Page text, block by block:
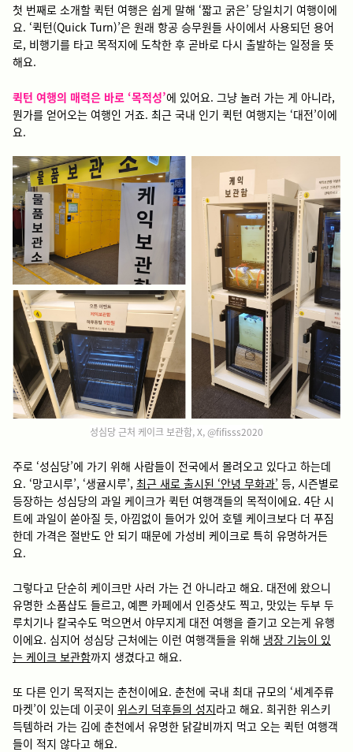
첫 번째로 소개할 퀵턴 여행은 쉽게 말해 ‘짧고 굵은’ 당일치기 여행이에
요. ‘퀵턴(Quick Turn)’은 원래 항공 승무원들 사이에서 사용되던 용어
로, 비행기를 타고 목적지에 도착한 후 곧바로 다시 출발하는 일정을 뜻
해요.
퀵턴 여행의 매력은 바로 ‘목적성’에 있어요. 그냥 놀러 가는 게 아니라,
뭔가를 얻어오는 여행인 거죠. 최근 국내 인기 퀵턴 여행지는 ‘대전’이에
요.
성심당 근처 케이크 보관함, X,@fifisss2020
주로 ‘성심당’에 가기 위해 사람들이 전국에서 몰려오고 있다고 하는데
요. ‘망고시루’, ‘생귤시루’, 최근 새로 출시된 ‘안녕 무화과’ 등, 시즌별로
등장하는 성심당의 과일 케이크가 퀵턴 여행객들의 목적이에요. 4단 시
트에 과일이 쏟아질 듯, 아낌없이 들어가 있어 호텔 케이크보다 더 푸짐
한데 가격은 절반도 안 되기 때문에 가성비 케이크로 특히 유명하거든
요.
그렇다고 단순히 케이크만 사러 가는 건 아니라고 해요. 대전에 왔으니
유명한 소품샵도 들르고, 예쁜 카페에서 인증샷도 찍고, 맛있는 두부 두
루치기나 칼국수도 먹으면서 야무지게 대전 여행을 즐기고 오는게 유행
이에요. 심지어 성심당 근처에는 이런 여행객들을 위해 냉장 기능이 있
는 케이크 보관함까지 생겼다고 해요.
또 다른 인기 목적지는 춘천이에요. 춘천에 국내 최대 규모의 ‘세계주류
마켓’이 있는데 이곳이 위스키 덕후들의 성지라고 해요. 희귀한 위스키
득템하러 가는 김에 춘천에서 유명한 닭갈비까지 먹고 오는 퀵턴 여행객
들이 적지 않다고 해요.